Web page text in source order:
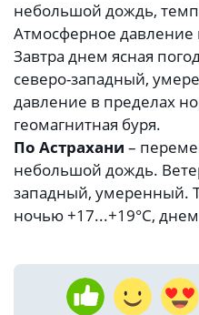
небольшой дождь,
Атмосферное
Завтра днем ясная
северо-западный,
давление в пределах
геомагнитная буря.
По Астрахани –
небольшой дождь.
западный, умеренный.
ночью +17...+19°С,